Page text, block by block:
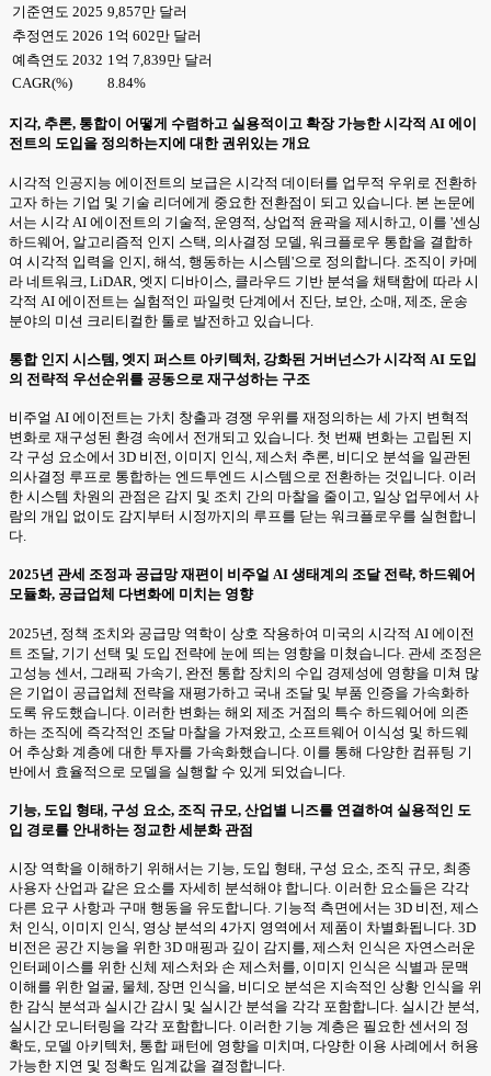
기준연도 2025 9,857만 달러
추정연도 2026 1억 602만 달러
예측연도 2032 1억 7,839만 달러
CAGR(%)
8.84%
지각, 추론, 통합이 어떻게 수렴하고 실용적이고 확장 가능한 시각적 AI 에이
전트의 도입을 정의하는지에 대한 권위있는 개요
시각적 인공지능 에이전트의 보급은 시각적 데이터를 업무적 우위로 전환하
고자 하는 기업 및 기술 리더에게 중요한 전환점이 되고 있습니다. 본 논문에
서는 시각 AI 에이전트의 기술적, 운영적, 상업적 윤곽을 제시하고, 이를 '센싱
하드웨어, 알고리즘적 인지 스택, 의사결정 모델, 워크플로우 통합을 결합하
여 시각적 입력을 인지, 해석, 행동하는 시스템'으로 정의합니다. 조직이 카메
라 네트워크, LiDAR, 엣지 디바이스, 클라우드 기반 분석을 채택함에 따라 시
각적 AI 에이전트는 실험적인 파일럿 단계에서 진단, 보안, 소매, 제조, 운송
분야의 미션 크리티컬한 툴로 발전하고 있습니다.
통합 인지 시스템, 엣지 퍼스트 아키텍처, 강화된 거버넌스가 시각적 AI 도입
의 전략적 우선순위를 공동으로 재구성하는 구조
비주얼 AI 에이전트는 가치 창출과 경쟁 우위를 재정의하는 세 가지 변혁적
변화로 재구성된 환경 속에서 전개되고 있습니다. 첫 번째 변화는 고립된 지
각 구성 요소에서 3D 비전, 이미지 인식, 제스처 추론, 비디오 분석을 일관된
의사결정 루프로 통합하는 엔드투엔드 시스템으로 전환하는 것입니다. 이러
한 시스템 차원의 관점은 감지 및 조치 간의 마찰을 줄이고, 일상 업무에서 사
람의 개입 없이도 감지부터 시정까지의 루프를 닫는 워크플로우를 실현합니
다.
2025년 관세 조정과 공급망 재편이 비주얼 AI 생태계의 조달 전략, 하드웨어
모듈화, 공급업체 다변화에 미치는 영향
2025년, 정책 조치와 공급망 역학이 상호 작용하여 미국의 시각적 AI 에이전
트 조달, 기기 선택 및 도입 전략에 눈에 띄는 영향을 미쳤습니다. 관세 조정은
고성능 센서, 그래픽 가속기, 완전 통합 장치의 수입 경제성에 영향을 미쳐 많
은 기업이 공급업체 전략을 재평가하고 국내 조달 및 부품 인증을 가속화하
도록 유도했습니다. 이러한 변화는 해외 제조 거점의 특수 하드웨어에 의존
하는 조직에 즉각적인 조달 마찰을 가져왔고, 소프트웨어 이식성 및 하드웨
어 추상화 계층에 대한 투자를 가속화했습니다. 이를 통해 다양한 컴퓨팅 기
반에서 효율적으로 모델을 실행할 수 있게 되었습니다.
기능, 도입 형태, 구성 요소, 조직 규모, 산업별 니즈를 연결하여 실용적인 도
입 경로를 안내하는 정교한 세분화 관점
시장 역학을 이해하기 위해서는 기능, 도입 형태, 구성 요소, 조직 규모, 최종
사용자 산업과 같은 요소를 자세히 분석해야 합니다. 이러한 요소들은 각각
다른 요구 사항과 구매 행동을 유도합니다. 기능적 측면에서는 3D 비전, 제스
처 인식, 이미지 인식, 영상 분석의 4가지 영역에서 제품이 차별화됩니다. 3D
비전은 공간 지능을 위한 3D 매핑과 깊이 감지를, 제스처 인식은 자연스러운
인터페이스를 위한 신체 제스처와 손 제스처를, 이미지 인식은 식별과 문맥
이해를 위한 얼굴, 물체, 장면 인식을, 비디오 분석은 지속적인 상황 인식을 위
한 감식 분석과 실시간 감시 및 실시간 분석을 각각 포함합니다. 실시간 분석,
실시간 모니터링을 각각 포함합니다. 이러한 기능 계층은 필요한 센서의 정
확도, 모델 아키텍처, 통합 패턴에 영향을 미치며, 다양한 이용 사례에서 허용
가능한 지연 및 정확도 임계값을 결정합니다.